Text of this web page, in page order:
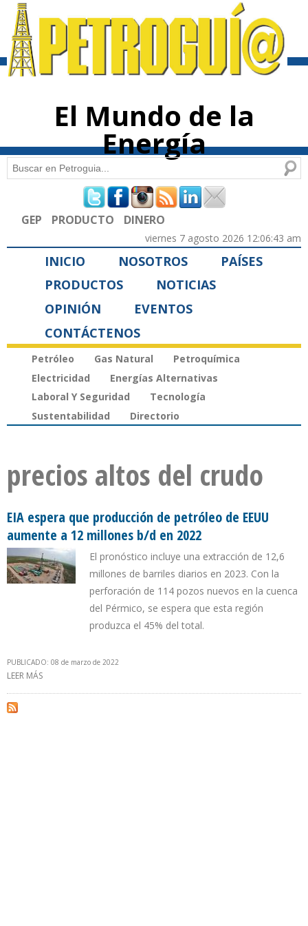
contenido
El Mundo de la
Energía
Formulario de búsqueda
Buscar
GEP PRODUCTO DINERO
viernes 7 agosto 2026 12:06:43 am
INICIO NOSOTROS
PAÍSES
PRODUCTOS
NOTICIAS
OPINIÓN
EVENTOS
CONTÁCTENOS
Petróleo Gas Natural
Petroquímica
Electricidad
Energías Alternativas
Laboral Y Seguridad
Tecnología
Sustentabilidad
Directorio
precios altos del crudo
EIA espera que producción de petróleo de EEUU
aumente a 12 millones b/d en 2022
El pronóstico incluye una extracción de 12,6
millones de barriles diarios en 2023. Con la
perforación de 114 pozos nuevos en la cuenca
del Pérmico, se espera que esta región
produzca el 45% del total.
PUBLICADO: 08 de marzo de 2022
LEER MÁS